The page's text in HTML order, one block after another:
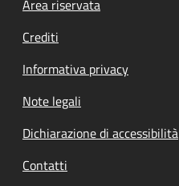
Area riservata
Crediti
Informativa privacy
Note legali
Dichiarazione di accessibilità
Contatti